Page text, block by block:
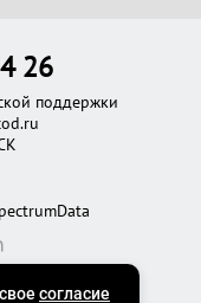
26
поддержки